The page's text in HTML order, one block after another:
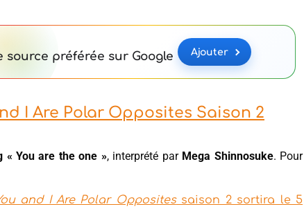
préférée sur Google Ajouter
I Are Polar Opposites Saison 2
« You are the one », interprété par Mega Shinnosuke. Pour
and I Are Polar Oppositessaison 2 sortira le 5